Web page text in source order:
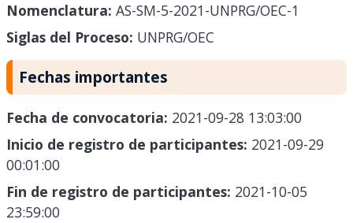
Nomenclatura: AS-SM-5-2021-UNPRG/OEC-1
Siglas del Proceso: UNPRG/OEC
Fechas importantes
Fecha de convocatoria: 2021-09-28 13:03:00
Inicio de registro de participantes: 2021-09-29
00:01:00
Fin de registro de participantes: 2021-10-05
23:59:00